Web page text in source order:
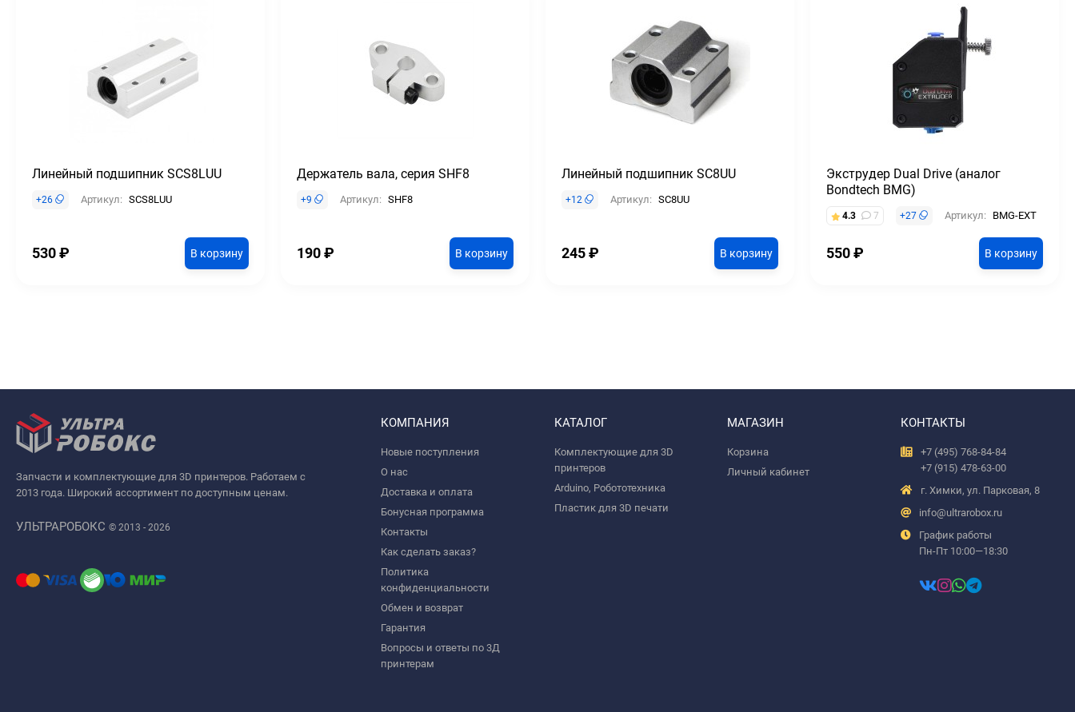
Линейный подшипник SCS8LUU
+26 Артикул: SCS8LUU
530₽ В корзину
Держатель вала, серия SHF8
+9 Артикул: SHF8
190₽ В корзину
Линейный подшипник SC8UU
+12 Артикул: SC8UU
245₽ В корзину
Экструдер Dual Drive (аналог
Bondtech BMG)
4.3 7 +27 Артикул: BMG-EXT
550₽ В корзину
Запчасти и комплектующие для 3D принтеров. Работаем с
2013 года. Широкий ассортимент по доступным ценам.
УЛЬТРАРОБОКС © 2013 - 2026
КОМПАНИЯ
Новые поступления
О нас
Доставка и оплата
Бонусная программа
Контакты
Как сделать заказ?
Политика
конфиденциальности
Обмен и возврат
Гарантия
Вопросы и ответы по 3Д
принтерам
КАТАЛОГ
Комплектующие для 3D
принтеров
Arduino, Робототехника
Пластик для 3D печати
МАГАЗИН
Корзина
Личный кабинет
КОНТАКТЫ
+7 (495) 768-84-84
+7 (915) 478-63-00
г. Химки, ул. Парковая, 8
info@ultrarobox.ru
График работы
Пн-Пт 10:00—18:30